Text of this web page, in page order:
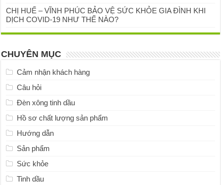
CHỊ HUẾ – VĨNH PHÚC BẢO VỆ SỨC KHỎE GIA ĐÌNH KHI
DỊCH COVID-19 NHƯ THẾ NÀO?
CHUYÊN MỤC
Cảm nhận khách hàng
Câu hỏi
Đèn xông tinh dầu
Hồ sơ chất lượng sản phẩm
Hướng dẫn
Sản phẩm
Sức khỏe
Tinh dầu